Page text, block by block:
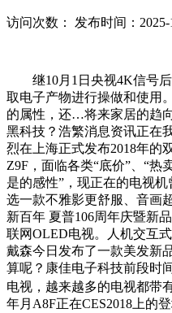
访问次数： 发布时间：2025-
继10月1日央视4K信号后
取电子产物进行操做和使用
的属性，还…将来家居的趋
黑科技？浩繁消息资讯正在
烈在上海正式发布2018年的
Z9F，面临各类“底价”、“热
是的感性”，现正在的电视
选一款不雅影更舒服、音画
新百年 夏普106周年庆暨新
联网OLED电视。人机交互
戴森今日发布了一款美发新
算呢？康佳电子科技前段时
电视，越来越多的电视都带
年月A8F正在CES2018上的